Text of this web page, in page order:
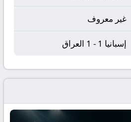
غير معروف
إسبانيا 1 - 1 العراق